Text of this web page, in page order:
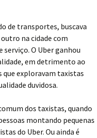
de transportes, buscava
na cidade com
O Uber ganhou
em detrimento ao
exploravam taxistas
duvidosa.
dos taxistas, quando
montando pequenas
do Uber. Ou ainda é